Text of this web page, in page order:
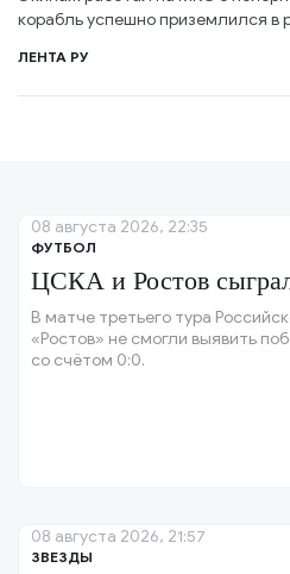
корабль успешно приземлился в
ЛЕНТА РУ
ФУТБОЛ
ЦСКА и Ростов
В матче третьего тура
«Ростов» не смогли выявить
со счётом 0:0.
08 августа 2026, 22:35
ЗВЕЗДЫ
08 августа 2026, 21:57